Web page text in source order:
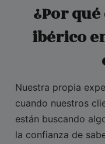
¿Por
ibérico
Nuestra propia
cuando nuestros
están buscando
la confianza de